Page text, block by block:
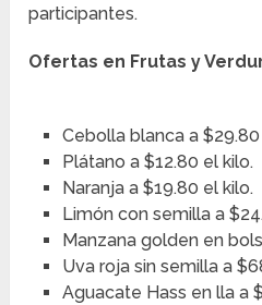
participantes.
Ofertas en Frutas y
Cebolla blanca a $29.80
Plátano a $12.80 el kilo.
Naranja a $19.80 el kilo.
Limón con semilla a
Manzana golden en
Uva roja sin semilla a
Aguacate Hass en lla a